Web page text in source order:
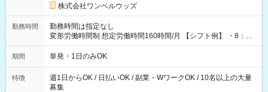
株式会社ワンベルウッズ
勤務時間
勤務時間は指定なし
変形労働時間制 想定労働時間160時間/月 【シフト例】 ・8：00
～21：00
期間 単発・1日のみOK
特徴
週1日からOK / 日払いOK / 副業・WワークOK / 10名以上の大量
募集